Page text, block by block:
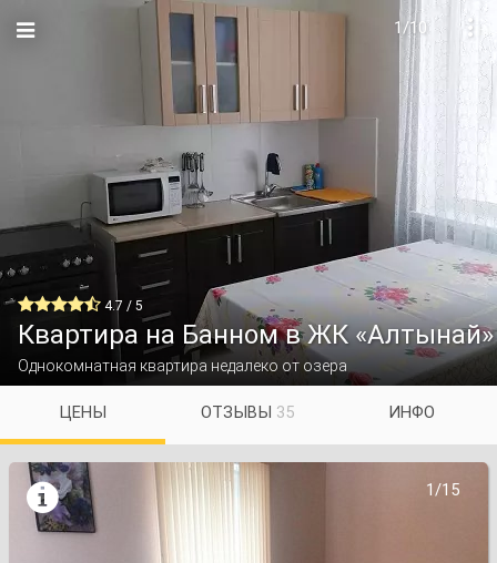

1/10
 4.7 / 5
Квартира на Банном в ЖК «Алтынай»
Однокомнатная квартира недалеко от озера
ЦЕНЫ ОТЗЫВЫ 35 ИНФО
1/15
